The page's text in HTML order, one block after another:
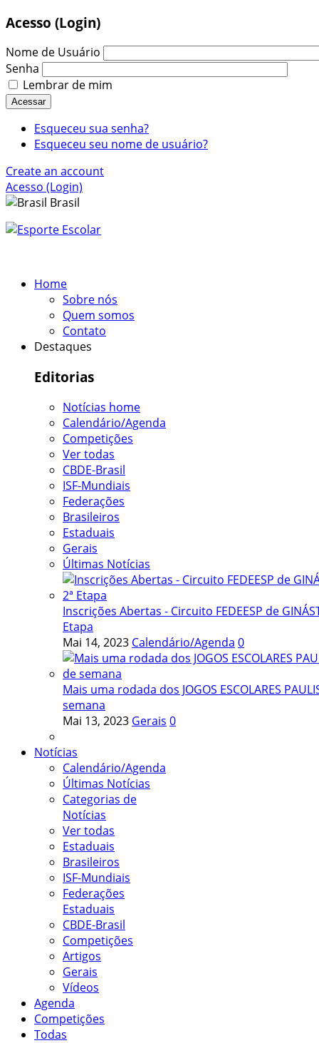
Acesso (Login)
Nome de Usuário
Senha
Lembrar de mim
Acessar
Esqueceu sua senha?
Esqueceu seu nome de usuário?
Create an account
Acesso (Login)
Brasil
Home
Sobre nós
Quem somos
Contato
Destaques
Editorias
Notícias home
Calendário/Agenda
Competições
Ver todas
CBDE-Brasil
ISF-Mundiais
Federações
Brasileiros
Estaduais
Gerais
Últimas Notícias
Inscrições Abertas - Circuito FEDEESP de
Etapa
Mai 14, 2023 Calendário/Agenda 0
Mais uma rodada dos JOGOS ESCOLARES
semana
Mai 13, 2023 Gerais 0
Notícias
Calendário/Agenda
Últimas Notícias
Categorias de
Notícias
Ver todas
Estaduais
Brasileiros
ISF-Mundiais
Federações
Estaduais
CBDE-Brasil
Competições
Artigos
Gerais
Vídeos
Agenda
Competições
Todas